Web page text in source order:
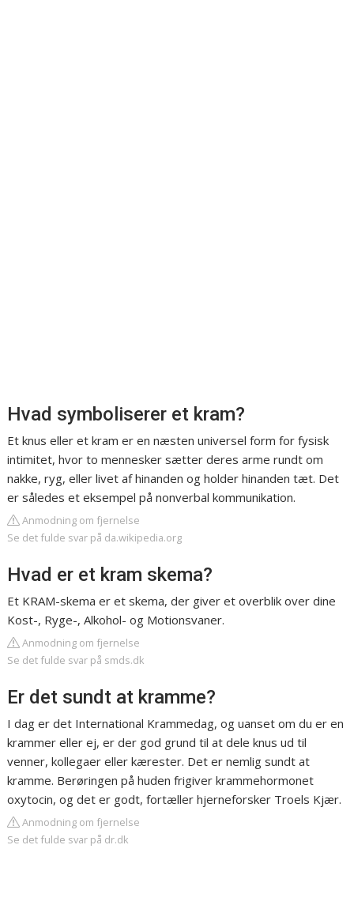
Hvad symboliserer et kram?
Et knus eller et kram er en næsten universel form for fysisk
intimitet, hvor to mennesker sætter deres arme rundt om
nakke, ryg, eller livet af hinanden og holder hinanden tæt. Det
er således et eksempel på nonverbal kommunikation.
Anmodning om fjernelse
Se det fulde svar på da.wikipedia.org
Hvad er et kram skema?
Et KRAM-skema er et skema, der giver et overblik over dine
Kost-, Ryge-, Alkohol- og Motionsvaner.
Anmodning om fjernelse
Se det fulde svar på smds.dk
Er det sundt at kramme?
I dag er det International Krammedag, og uanset om du er en
krammer eller ej, er der god grund til at dele knus ud til
venner, kollegaer eller kærester. Det er nemlig sundt at
kramme. Berøringen på huden frigiver krammehormonet
oxytocin, og det er godt, fortæller hjerneforsker Troels Kjær.
Anmodning om fjernelse
Se det fulde svar på dr.dk